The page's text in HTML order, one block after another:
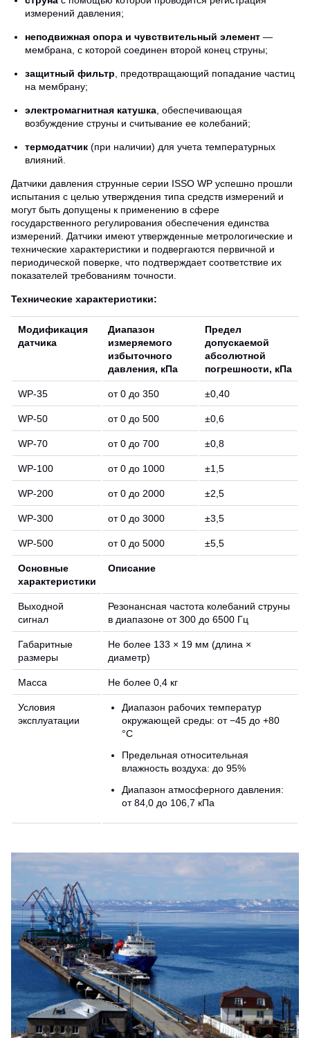
измерений давления;
неподвижная опора и чувствительный элемент —
мембрана, с которой соединен второй конец струны;
защитный фильтр, предотвращающий попадание частиц
на мембрану;
электромагнитная катушка, обеспечивающая
возбуждение струны и считывание ее колебаний;
термодатчик (при наличии) для учета температурных
влияний.
Датчики давления струнные серии ISSO WP успешно прошли
испытания с целью утверждения типа средств измерений и
могут быть допущены к применению в сфере
государственного регулирования обеспечения единства
измерений. Датчики имеют утвержденные метрологические и
технические характеристики и подвергаются первичной и
периодической поверке, что подтверждает соответствие их
показателей требованиям точности.
Технические характеристики:
Модификация
датчика
Диапазон
измеряемого
избыточного
давления, кПа
Предел
допускаемой
абсолютной
погрешности, кПа
WP-35 от 0 до 350 ±0,40
WP-50 от 0 до 500 ±0,6
WP-70 от 0 до 700 ±0,8
WP-100 от 0 до 1000 ±1,5
WP-200 от 0 до 2000 ±2,5
WP-300 от 0 до 3000 ±3,5
WP-500 от 0 до 5000 ±5,5
Основные
характеристики
Описание
Выходной
сигнал
Резонансная частота колебаний струны
в диапазоне от 300 до 6500 Гц
Габаритные
размеры
Не более 133 × 19 мм (длина ×
диаметр)
Масса Не более 0,4 кг
Условия
эксплуатации
Диапазон рабочих температур
окружающей среды: от −45 до +80
°C
Предельная относительная
влажность воздуха: до 95%
Диапазон атмосферного давления:
от 84,0 до 106,7 кПа